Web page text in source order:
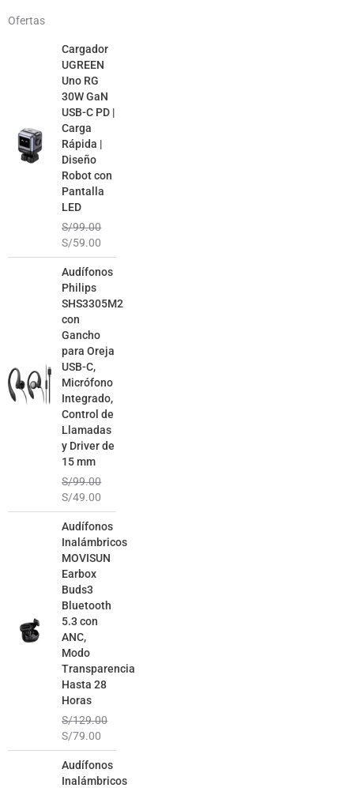
Ofertas
Cargador
UGREEN
Uno RG
30W GaN
USB-C PD |
Carga
Rápida |
Diseño
Robot con
Pantalla
LED
S/99.00
precio
S/59.00
Audífonos
Philips
SHS3305M2
con
Gancho
para Oreja
USB-C,
Micrófono
Integrado,
Control de
Llamadas
y Driver de
15 mm
S/99.00
precio
original
S/99.00.
S/49.00
Audífonos
Inalámbricos
MOVISUN
Earbox
Buds3
Bluetooth
5.3 con
ANC,
Modo
Transparencia
Hasta 28
Horas
S/129.00
precio
era:
S/129.00.
S/79.00
precio
Audífonos
Inalámbricos
precio
precio